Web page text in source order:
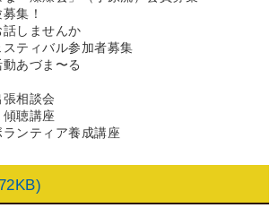
集！
しませんか
ティバル参加者募集
あづま〜る
相談会
聴講座
ンティア養成講座